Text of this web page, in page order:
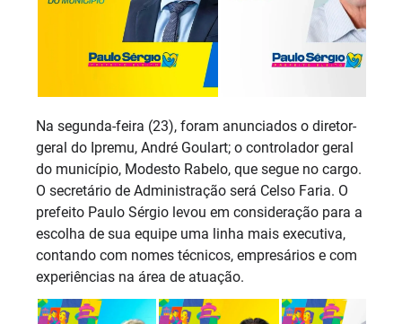
Na segunda-feira (23), foram anunciados o diretor-
geral do Ipremu, André Goulart; o controlador geral
do município, Modesto Rabelo, que segue no cargo.
O secretário de Administração será Celso Faria. O
prefeito Paulo Sérgio levou em consideração para a
escolha de sua equipe uma linha mais executiva,
contando com nomes técnicos, empresários e com
experiências na área de atuação.